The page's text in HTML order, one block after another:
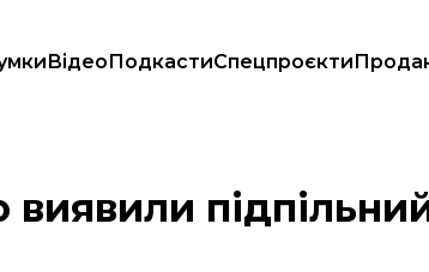
ВідеоПодкастиСпецпроєкти
виявили